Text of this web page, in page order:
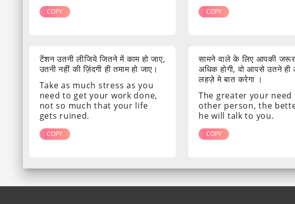
COPY COPY
टेंशन उतनी लीजिये जितने में काम हो जाए,
उतनी नहीं की ज़िंदगी ही तमाम हो जाए।
Take as much stress as you
need to get your work done,
not so much that your life
gets ruined.
COPY
सामने वाले के लिए आपकी
अधिक होगी, वो आपसे उतने ही
लहज़े मे बात करेगा ।
The greater your
other person, the
he will talk to you.
COPY